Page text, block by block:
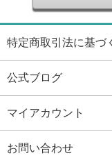
特定商取引法に基づ
公式ブログ
マイアカウント
お問い合わせ